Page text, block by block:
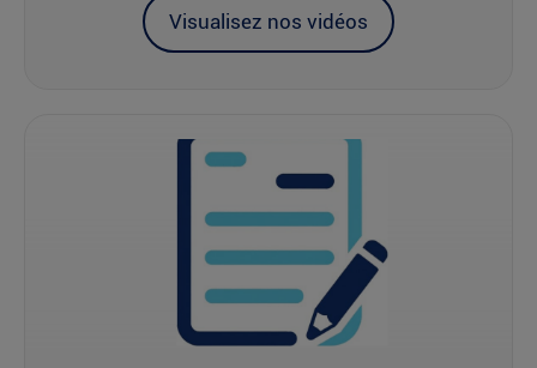
Visualisez nos vidéos